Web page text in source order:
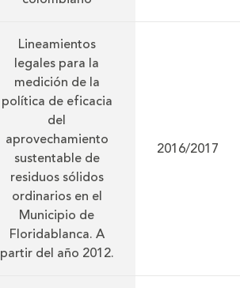
Lineamientos
legales para la
medición de la
política de eficacia
del
aprovechamiento
sustentable de
residuos sólidos
ordinarios en el
Municipio de
Floridablanca. A
partir del año 2012.
2016/2017